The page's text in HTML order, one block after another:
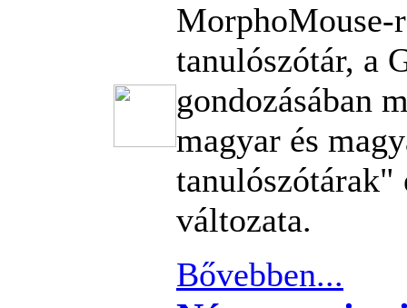
MorphoMouse-
tanulószótár, a
gondozásában
magyar és
változata.
Bővebben...